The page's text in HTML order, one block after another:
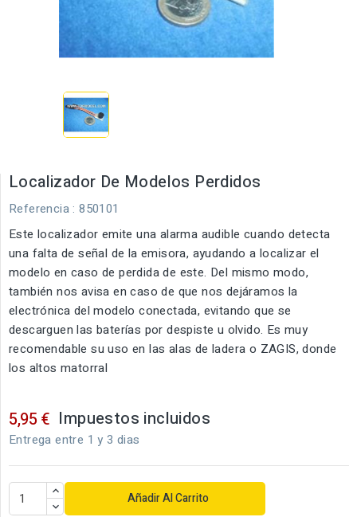
Localizador De Modelos Perdidos
Referencia : 850101
Este localizador emite una alarma audible cuando detecta
una falta de señal de la emisora, ayudando a localizar el
modelo en caso de perdida de este. Del mismo modo,
también nos avisa en caso de que nos dejáramos la
electrónica del modelo conectada, evitando que se
descarguen las baterías por despiste u olvido. Es muy
recomendable su uso en las alas de ladera o ZAGIS, donde
los altos matorral
5,95 € Impuestos incluidos
Entrega entre 1 y 3 dias
Añadir Al Carrito